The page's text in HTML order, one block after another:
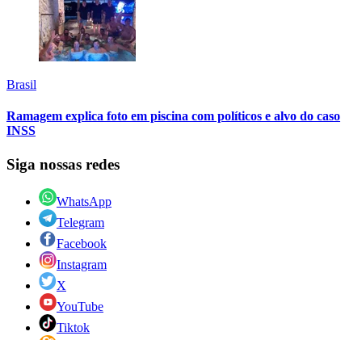
Brasil
Ramagem explica foto em piscina com políticos e alvo do caso
INSS
Siga nossas redes
WhatsApp
Telegram
Facebook
Instagram
X
YouTube
Tiktok